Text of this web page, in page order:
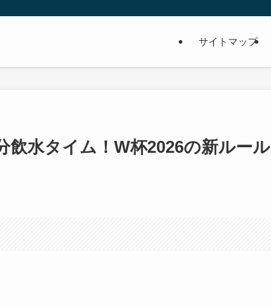
サイトマップ
水タイム！W杯2026の新ルール